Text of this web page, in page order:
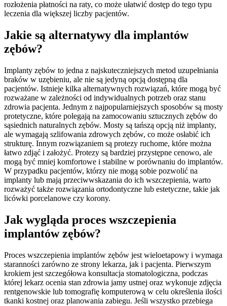
rozłożenia płatności na raty, co może ułatwić dostęp do tego typu
leczenia dla większej liczby pacjentów.
Jakie są alternatywy dla implantów
zębów?
Implanty zębów to jedna z najskuteczniejszych metod uzupełniania
braków w uzębieniu, ale nie są jedyną opcją dostępną dla
pacjentów. Istnieje kilka alternatywnych rozwiązań, które mogą być
rozważane w zależności od indywidualnych potrzeb oraz stanu
zdrowia pacjenta. Jednym z najpopularniejszych sposobów są mosty
protetyczne, które polegają na zamocowaniu sztucznych zębów do
sąsiednich naturalnych zębów. Mosty są tańszą opcją niż implanty,
ale wymagają szlifowania zdrowych zębów, co może osłabić ich
strukturę. Innym rozwiązaniem są protezy ruchome, które można
łatwo zdjąć i założyć. Protezy są bardziej przystępne cenowo, ale
mogą być mniej komfortowe i stabilne w porównaniu do implantów.
W przypadku pacjentów, którzy nie mogą sobie pozwolić na
implanty lub mają przeciwwskazania do ich wszczepienia, warto
rozważyć także rozwiązania ortodontyczne lub estetyczne, takie jak
licówki porcelanowe czy korony.
Jak wygląda proces wszczepienia
implantów zębów?
Proces wszczepienia implantów zębów jest wieloetapowy i wymaga
staranności zarówno ze strony lekarza, jak i pacjenta. Pierwszym
krokiem jest szczegółowa konsultacja stomatologiczna, podczas
której lekarz ocenia stan zdrowia jamy ustnej oraz wykonuje zdjęcia
rentgenowskie lub tomografię komputerową w celu określenia ilości
tkanki kostnej oraz planowania zabiegu. Jeśli wszystko przebiega